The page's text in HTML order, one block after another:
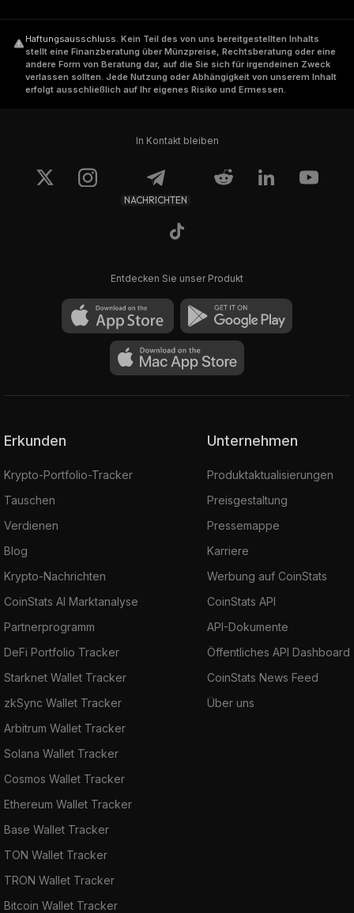
Haftungsausschluss. Kein Teil des von uns bereitgestellten Inhalts
stellt eine Finanzberatung über Münzpreise, Rechtsberatung oder eine
andere Form von Beratung dar, auf die Sie sich für irgendeinen Zweck
verlassen sollten. Jede Nutzung oder Abhängigkeit von unserem Inhalt
erfolgt ausschließlich auf Ihr eigenes Risiko und Ermessen.
In Kontakt bleiben
NACHRICHTEN
Entdecken Sie unser Produkt
Erkunden
Krypto-Portfolio-Tracker
Tauschen
Verdienen
Blog
Krypto-Nachrichten
CoinStats AI Marktanalyse
Partnerprogramm
DeFi Portfolio Tracker
Starknet Wallet Tracker
zkSync Wallet Tracker
Arbitrum Wallet Tracker
Solana Wallet Tracker
Cosmos Wallet Tracker
Ethereum Wallet Tracker
Base Wallet Tracker
TON Wallet Tracker
TRON Wallet Tracker
Bitcoin Wallet Tracker
Unternehmen
Produktaktualisierungen
Preisgestaltung
Pressemappe
Karriere
Werbung auf CoinStats
CoinStats API
API-Dokumente
Öffentliches API Dashboard
CoinStats News Feed
Über uns